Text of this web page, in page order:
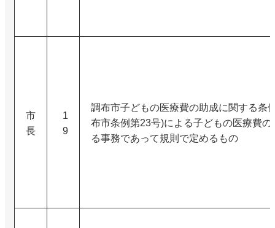
市
長
1
9
調布市子どもの医療費の助成に関する条
布市条例第23号)による子どもの医療費の
る事務であって規則で定めるもの